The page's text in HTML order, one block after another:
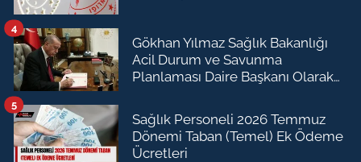
Gökhan Yılmaz Sağlık Bakanlığı
Acil Durum ve Savunma
Planlaması Daire Başkanı Olarak
4
Sağlık Personeli 2026 Temmuz
Dönemi Taban (Temel) Ek Ödeme
Ücretleri
5